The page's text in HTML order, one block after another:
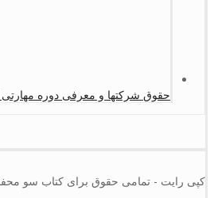
حقوق شرکتها و معرفی دوره مهارتی
کپی رایت - تمامی حقوق برای کتاب سو